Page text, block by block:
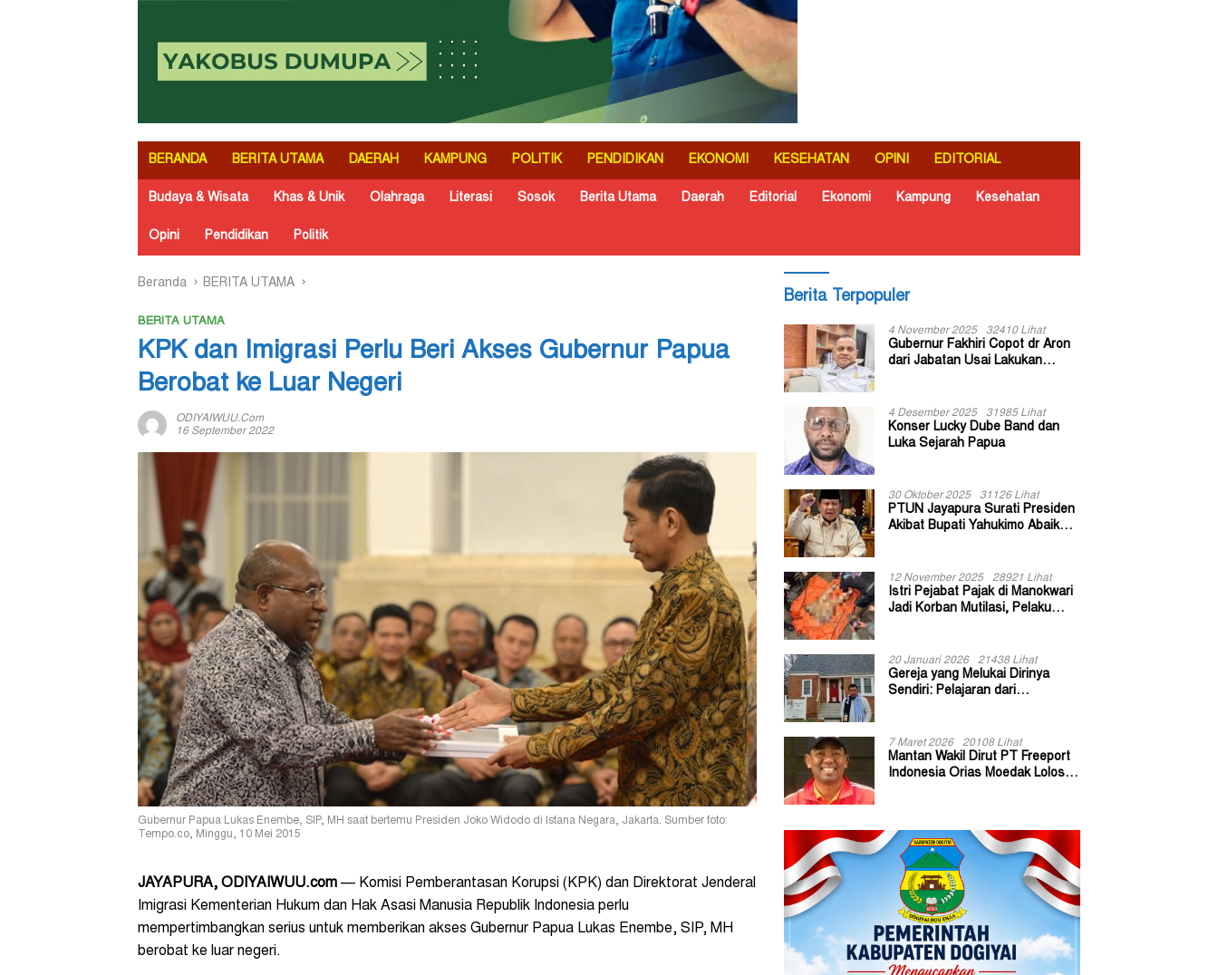
BERANDA BERITA UTAMA DAERAH KAMPUNG POLITIK PENDIDIKAN EKONOMI KESEHATAN OPINI EDITORIAL
Budaya & Wisata Khas & Unik Olahraga Literasi Sosok Berita Utama Daerah Editorial Ekonomi Kampung Kesehatan
Opini Pendidikan Politik
Beranda BERITA UTAMA
BERITA UTAMA
KPK dan Imigrasi Perlu Beri Akses Gubernur Papua
Berobat ke Luar Negeri
ODIYAIWUU.com
16 September 2022
Gubernur Papua Lukas Enembe, SIP, MH saat bertemu Presiden Joko Widodo di Istana Negara, Jakarta. Sumber foto:
Tempo.co, Minggu, 10 Mei 2015
JAYAPURA, ODIYAIWUU.com — Komisi Pemberantasan Korupsi (KPK) dan Direktorat Jenderal
Imigrasi Kementerian Hukum dan Hak Asasi Manusia Republik Indonesia perlu
mempertimbangkan serius untuk memberikan akses Gubernur Papua Lukas Enembe, SIP, MH
berobat ke luar negeri.
Berita Terpopuler
4 November 2025 32410 Lihat
Gubernur Fakhiri Copot dr Aron
dari Jabatan Usai Lakukan
4 Desember 2025 31985 Lihat
Konser Lucky Dube Band dan
Luka Sejarah Papua
30 Oktober 2025 31126 Lihat
PTUN Jayapura Surati Presiden
Akibat Bupati Yahukimo Abaikan
12 November 2025 28921 Lihat
Istri Pejabat Pajak di Manokwari
Jadi Korban Mutilasi, Pelaku
20 Januari 2026 21438 Lihat
Gereja yang Melukai Dirinya
Sendiri: Pelajaran dari
7 Maret 2026 20108 Lihat
Mantan Wakil Dirut PT Freeport
Indonesia Orias Moedak Lolos